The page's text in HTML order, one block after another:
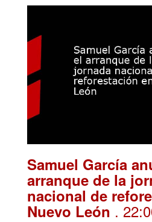
Samuel García
arranque de la
nacional de
Nuevo León .